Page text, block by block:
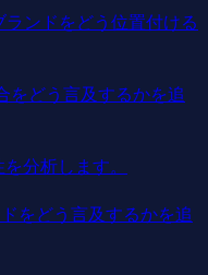
ンドをどう位置付ける
をどう言及するかを追
分析します。
をどう言及するかを追